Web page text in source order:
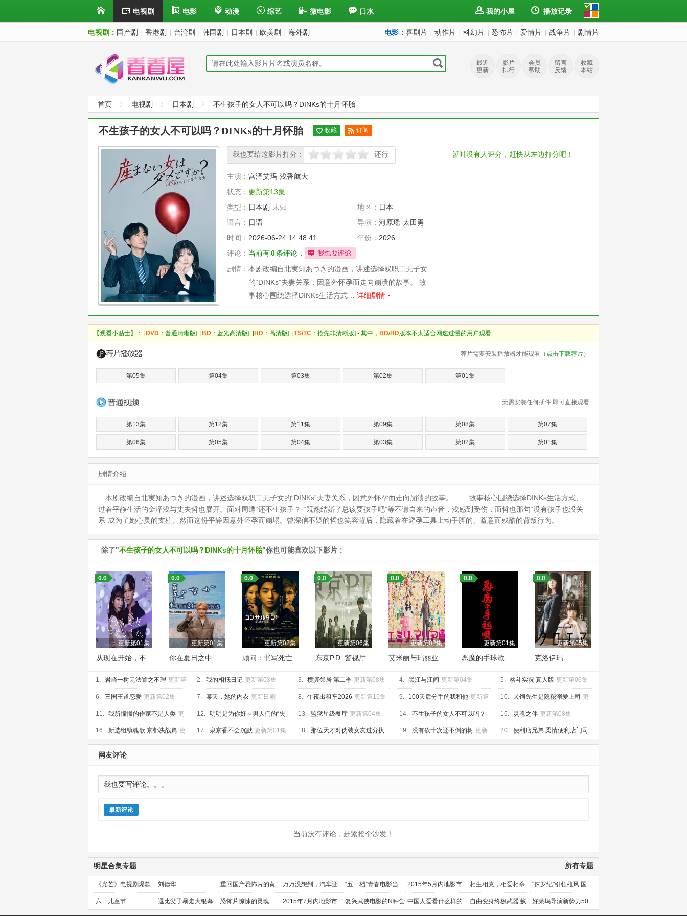
电视剧 电影 动漫 综艺 微电影 口水 我的小屋 播放记录
电视剧： 国产剧 香港剧 台湾剧 韩国剧 日本剧 欧美剧 海外剧 电影： 喜剧片 动作片 科幻片 恐怖片 爱情片 战争片 剧情片
最近
更新
影片
排行
会员
帮助
留言
反馈
收藏
本站
首页 电视剧 日本剧 不生孩子的女人不可以吗？DINKs的十月怀胎
暂时没有人评分，赶快从左边打分吧！
不生孩子的女人不可以吗？DINKs的十月怀胎 收藏
订阅
阅
我也要给这影片打分：
很差较差 还行推荐 力荐 还行
主演： 宫泽艾玛 浅香航大
状态： 更新第13集
类型： 日本剧 未知 地区： 日本
语言： 日语 导演： 河原瑶 太田勇
松丸博孝
时间： 2026-06-24 14:48:41 年份： 2026
评论： 当前有0条评论，
剧情： 本剧改编自北実知あつき的漫画，讲述选择双职工无子女
的“DINKs”夫妻关系，因意外怀孕而走向崩溃的故事。 故
事核心围绕选择DINKs生活方式… 详细剧情
【观看小贴士】： [DVD ：普通清晰版] [BD ：蓝光高清版] [HD ：高清版] [TS/TC ：抢先非清晰版] - 其中， BD/HD版本不太适合网速过慢的用户观看
荐片需要安装播放器才能观看（ 点击下载荐片）
第05集 第04集 第03集 第02集 第01集
无需安装任何插件,即可直接观看
第13集 第12集 第11集 第09集 第08集 第07集
第06集 第05集 第04集 第03集 第02集 第01集
剧情介绍
本剧改编自北実知あつき的漫画，讲述选择双职工无子女的“DINKs”夫妻关系，因意外怀孕而走向崩溃的故事。 故事核心围绕选择DINKs生活方式、
过着平静生活的金泽浅与丈夫哲也展开。面对周遭“还不生孩子？”“既然结婚了总该要孩子吧”等不请自来的声音，浅感到受伤，而哲也那句“没有孩子也没关
系”成为了她心灵的支柱。然而这份平静因意外怀孕而崩塌。曾深信不疑的哲也笑容背后，隐藏着在避孕工具上动手脚的、蓄意而残酷的背叛行为。
除了"不生孩子的女人不可以吗？DINKs的十月怀胎"你也可能喜欢以下影片：
更新第01集
0.0
从现在开始，不
更新第01集
0.0
你在夏日之中
更新第02集
0.0
顾问：书写死亡
更新第06集
0.0
东京P.D. 警视厅
更新第02集
0.0
艾米丽与玛丽亚
更新第01集
0.0
恶魔的手球歌
更新第05集
0.0
克洛伊玛
1. 岩崎一树无法置之不理 更新第
02集
2. 我的相抵日记 更新第03集 3. 横滨邻居 第二季 更新第08集 4. 黑江与江间 更新第04集 5. 格斗实况 真人版 更新第06集
6. 三国王道恋爱 更新第02集 7. 某天，她的内衣 更新日剧 8. 午夜出租车2026 更新第15集 9. 100天后分手的我和他 更新第
05集
10. 犬饲先生是隐秘溺爱上司 更
新第07集
11. 我所憧憬的作家不是人类 更
新第01集
12. 明明是为你好～男人们的“失
败学”审判～ 更新第05集
13. 监狱星级餐厅 更新第04集 14. 不生孩子的女人不可以吗？
DINKs的十月怀胎 更新第13集
15. 灵魂之伴 更新第08集
16. 新选组镇魂歌 京都决战篇 更
新第07集
17. 泉京香不会沉默 更新第01集 18. 那位天才对伪装女友过分执
着 更新第08集
19. 没有砍十次还不倒的树 更新
第08集
20. 便利店兄弟 柔情便利店门司
港小金村门市 更新第09集
网友评论
最新评论
当前没有评论，赶紧抢个沙发！
所有专题
明星合集专题
《光芒》电视剧爆款
预定！
刘德华 重回国产恐怖片的黄
金时代
万万没想到，汽车还
能干这个？
“五一档”青春电影当
道
2015年5月内地影市
前瞻
相生相克，相爱相杀 "侏罗纪"引领雄风 国
产片下旬逆袭
六一儿童节 逗比父子暴走大银幕 恐怖片惊悚的灵魂 2015年7月内地影市 复兴武侠电影的N种尝 中国人爱看什么样的 自由变身终极武器 蚁 好莱坞导演新势力50